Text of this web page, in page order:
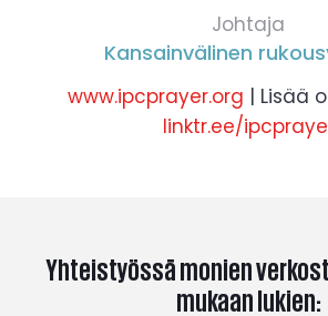
Johtaja
Kansainvälinen
www.ipcprayer.org | Lisää
linktr.ee/
Yhteistyössä monien
mukaan lukien: